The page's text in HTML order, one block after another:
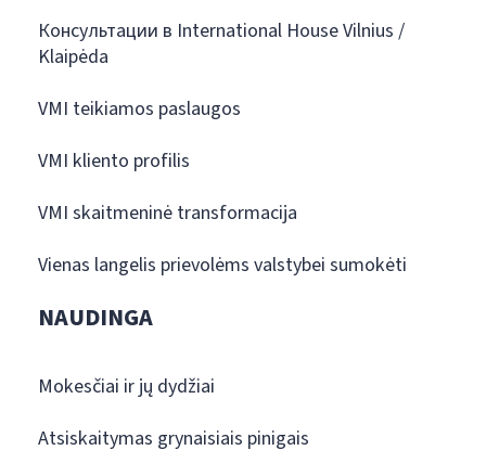
Консультации в International House Vilnius /
Klaipėda
VMI teikiamos paslaugos
VMI kliento profilis
VMI skaitmeninė transformacija
Vienas langelis prievolėms valstybei sumokėti
NAUDINGA
Mokesčiai ir jų dydžiai
Atsiskaitymas grynaisiais pinigais